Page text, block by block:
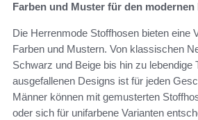
Farben und Muster für den modernen
Die Herrenmode Stoffhosen bieten eine
Farben und Mustern. Von klassischen
Schwarz und Beige bis hin zu lebendige
ausgefallenen Designs ist für jeden
Männer können mit gemusterten
oder sich für unifarbene Varianten